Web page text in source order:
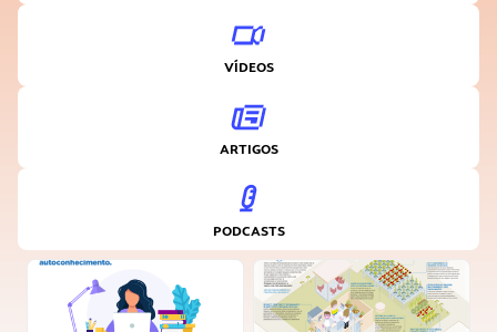
VÍDEOS
ARTIGOS
PODCASTS